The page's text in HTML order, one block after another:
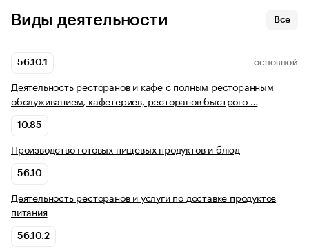
Виды деятельности Все
56.10.1 ОСНОВНОЙ
Деятельность ресторанов и кафе с полным ресторанным
обслуживанием, кафетериев, ресторанов быстрого …
10.85
Производство готовых пищевых продуктов и блюд
56.10
Деятельность ресторанов и услуги по доставке продуктов
питания
56.10.2